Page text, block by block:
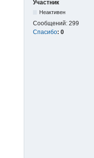
Участник
Неактивен
Сообщений: 299
Спасибо: 0